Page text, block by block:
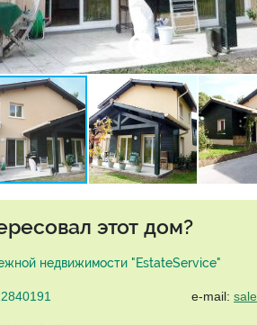
этот дом?
недвижимости "EstateService"
e-mail: